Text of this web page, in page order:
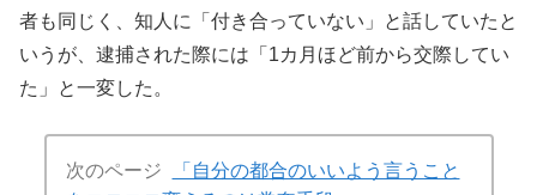
者も同じく、知人に「付き合っていない」と話していたと
いうが、逮捕された際には「1カ月ほど前から交際してい
た」と一変した。
次のページ
「自分の都合のいいよう言うこと